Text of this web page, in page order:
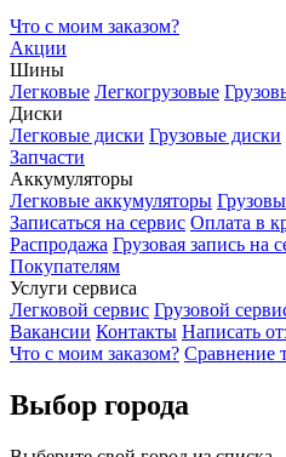
Что с моим заказом?
Акции
Шины
Легковые Легкогрузовые
Диски
Легковые диски Грузовые диски
Запчасти
Аккумуляторы
Легковые аккумуляторы
Записаться на сервис Оплата в
Распродажа Грузовая запись на
Покупателям
Услуги сервиса
Легковой сервис Грузовой
Вакансии Контакты Написать
Что с моим заказом? Сравнение
Выбор города